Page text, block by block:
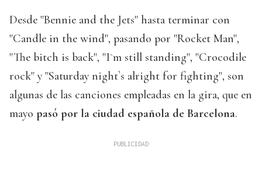
Desde "Bennie and the Jets" hasta terminar con
"Candle in the wind", pasando por "Rocket Man",
"The bitch is back", "I`m still standing", "Crocodile
rock" y "Saturday night`s alright for fighting", son
algunas de las canciones empleadas en la gira, que en
mayo pasó por la ciudad española de Barcelona.